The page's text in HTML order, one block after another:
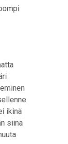
ikinä
siinä